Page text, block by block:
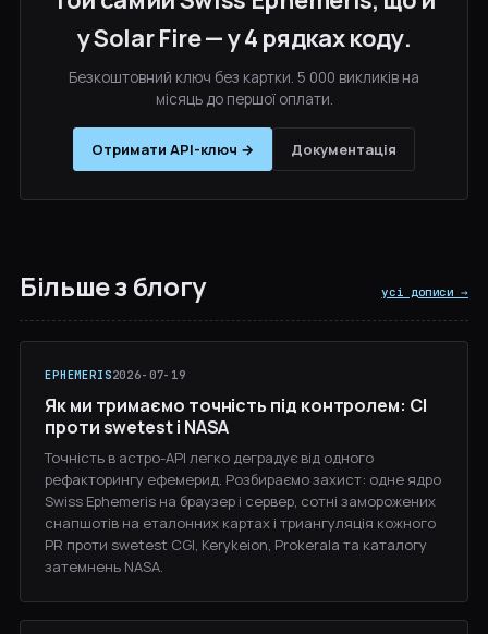
у Solar Fire — у 4 рядках коду.
Безкоштовний ключ без картки. 5 000 викликів на
місяць до першої оплати.
Отримати API-ключ → Документація
Більше з блогу усі дописи →
EPHEMERIS2026-07-19
Як ми тримаємо точність під контролем: CI
проти swetest і NASA
Точність в астро-API легко деградує від одного
рефакторингу ефемерид. Розбираємо захист: одне ядро
Swiss Ephemeris на браузер і сервер, сотні заморожених
снапшотів на еталонних картах і триангуляція кожного
PR проти swetest CGI, Kerykeion, Prokerala та каталогу
затемнень NASA.